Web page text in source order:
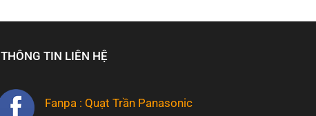
THÔNG TIN LIÊN HỆ
Fanpa : Quạt Trần Panasonic